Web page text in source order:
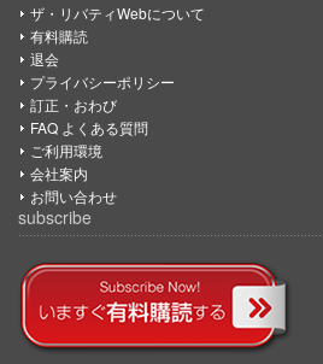
ザ・リバティWebについて
有料購読
退会
プライバシーポリシー
訂正・おわび
FAQ よくある質問
ご利用環境
会社案内
お問い合わせ
subscribe